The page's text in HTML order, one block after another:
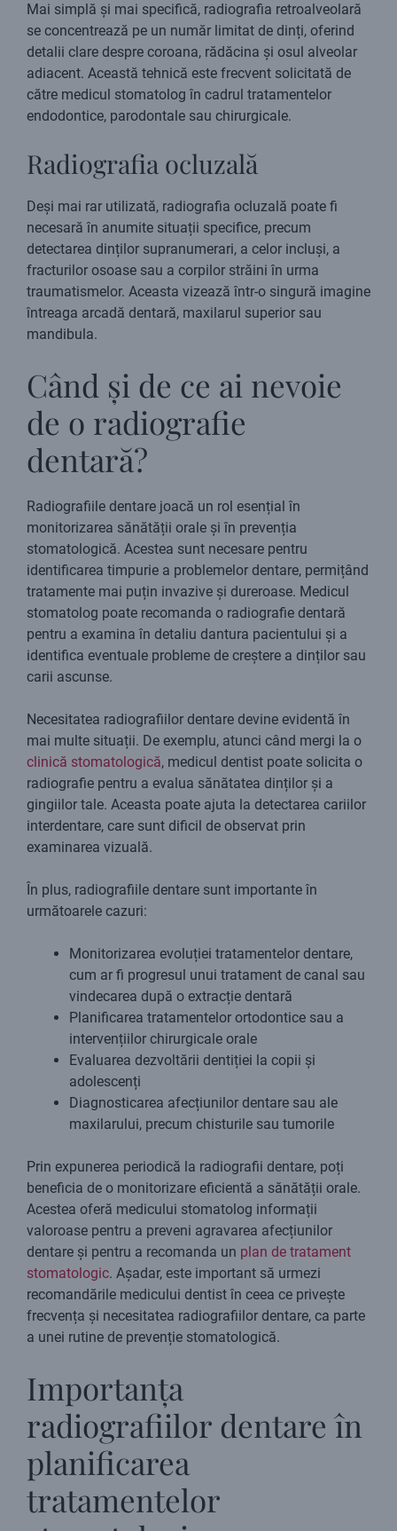
Mai simplă și mai specifică, radiografia retroalveolară
se concentrează pe un număr limitat de dinți, oferind
detalii clare despre coroana, rădăcina și osul alveolar
adiacent. Această tehnică este frecvent solicitată de
către medicul stomatolog în cadrul tratamentelor
endodontice, parodontale sau chirurgicale.
Radiografia ocluzală
Deși mai rar utilizată, radiografia ocluzală poate fi
necesară în anumite situații specifice, precum
detectarea dinților supranumerari, a celor incluși, a
fracturilor osoase sau a corpilor străini în urma
traumatismelor. Aceasta vizează într-o singură imagine
întreaga arcadă dentară, maxilarul superior sau
mandibula.
Când și de ce ai nevoie
de o radiografie
dentară?
Radiografiile dentare joacă un rol esențial în
monitorizarea sănătății orale și în prevenția
stomatologică. Acestea sunt necesare pentru
identificarea timpurie a problemelor dentare, permițând
tratamente mai puțin invazive și dureroase. Medicul
stomatolog poate recomanda o radiografie dentară
pentru a examina în detaliu dantura pacientului și a
identifica eventuale probleme de creștere a dinților sau
carii ascunse.
Necesitatea radiografiilor dentare devine evidentă în
mai multe situații. De exemplu, atunci când mergi la o
clinică stomatologică, medicul dentist poate solicita o
radiografie pentru a evalua sănătatea dinților și a
gingiilor tale. Aceasta poate ajuta la detectarea cariilor
interdentare, care sunt dificil de observat prin
examinarea vizuală.
În plus, radiografiile dentare sunt importante în
următoarele cazuri:
Monitorizarea evoluției tratamentelor dentare,
cum ar fi progresul unui tratament de canal sau
vindecarea după o extracție dentară
Planificarea tratamentelor ortodontice sau a
intervențiilor chirurgicale orale
Evaluarea dezvoltării dentiției la copii și
adolescenți
Diagnosticarea afecțiunilor dentare sau ale
maxilarului, precum chisturile sau tumorile
Prin expunerea periodică la radiografii dentare, poți
beneficia de o monitorizare eficientă a sănătății orale.
Acestea oferă medicului stomatolog informații
valoroase pentru a preveni agravarea afecțiunilor
dentare și pentru a recomanda un plan de tratament
stomatologic. Așadar, este important să urmezi
recomandările medicului dentist în ceea ce privește
frecvența și necesitatea radiografiilor dentare, ca parte
a unei rutine de prevenție stomatologică.
Importanța
radiografiilor dentare în
planificarea
tratamentelor